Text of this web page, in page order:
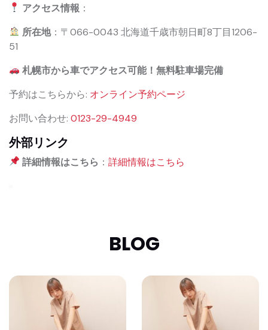
アクセス情報 ：
所在地：〒066-0043 北海道千歳市朝日町8丁目1206-
51
札幌市から車でアクセス可能！無料駐車場完備
予約はこちらから: オンライン予約ページ
お問い合わせ: 0123-29-4949
外部リンク
詳細情報はこちら ：詳細情報はこちら
BLOG